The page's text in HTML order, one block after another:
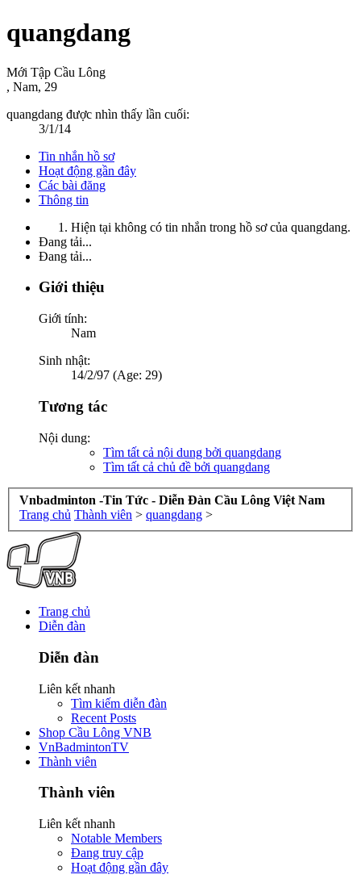
quangdang
Mới Tập Cầu Lông
, Nam, 29
quangdang được nhìn thấy lần cuối:
3/1/14
Tin nhắn hồ sơ
Hoạt động gần đây
Các bài đăng
Thông tin
Hiện tại không có tin nhắn trong hồ sơ của quangdang.
Đang tải...
Đang tải...
Giới thiệu
Giới tính:
Nam
Sinh nhật:
14/2/97 (Age: 29)
Tương tác
Nội dung:
Tìm tất cả nội dung bởi quangdang
Tìm tất cả chủ đề bởi quangdang
Vnbadminton -Tin Tức - Diễn Đàn Cầu Lông Việt Nam
Trang chủ Thành viên > quangdang >
Trang chủ
Diễn đàn
Diễn đàn
Liên kết nhanh
Tìm kiếm diễn đàn
Recent Posts
Shop Cầu Lông VNB
VnBadmintonTV
Thành viên
Thành viên
Liên kết nhanh
Notable Members
Đang truy cập
Hoạt động gần đây